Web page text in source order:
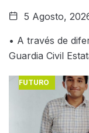
5 Agosto,
• A través de
Guardia Civil
FUTURO